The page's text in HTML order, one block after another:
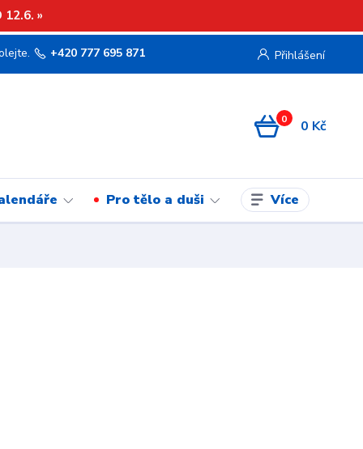
12.6. »
Přihlášení
+420 777 695 871
0 0 Kč
Pro tělo a duši Více